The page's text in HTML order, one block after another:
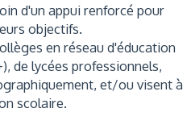
d'un appui renforcé pour
objectifs.
en réseau d'éducation
de lycées professionnels,
et/ou visent à
scolaire.